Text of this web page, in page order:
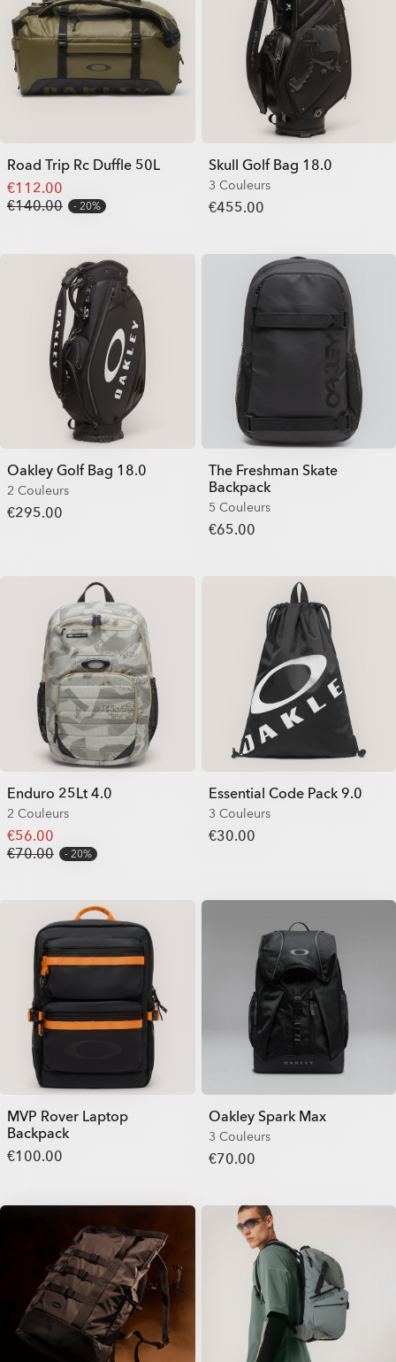
Road Trip Rc Duffle 50L
€112.00
€140.00
20%
Skull Golf Bag 18.0
3 Couleurs
€455.00
Oakley Golf Bag 18.0
2 Couleurs
€295.00
The Freshman Skate
Backpack
5 Couleurs
€65.00
Enduro 25Lt 4.0
2 Couleurs
€56.00
€70.00
20%
Essential Code Pack 9.0
3 Couleurs
€30.00
MVP Rover Laptop
Backpack
€100.00
Oakley Spark Max
3 Couleurs
€70.00